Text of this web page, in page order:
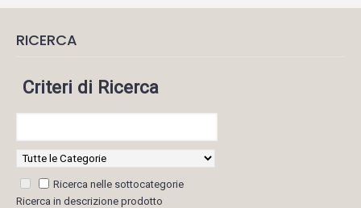
RICERCA
Criteri di Ricerca
Ricerca nelle sottocategorie
Ricerca in descrizione prodotto